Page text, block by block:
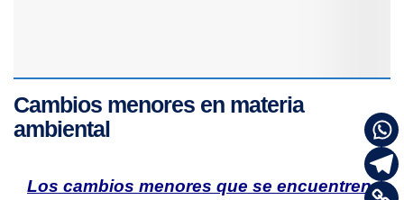
Cambios menores en materia
ambiental
Los cambios menores que se encuentren